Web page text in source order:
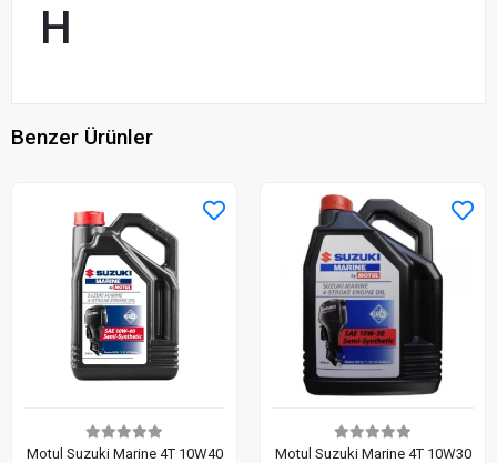
H
Benzer Ürünler
Motul Suzuki Marine 4T 10W40
Motul Suzuki Marine 4T 10W30